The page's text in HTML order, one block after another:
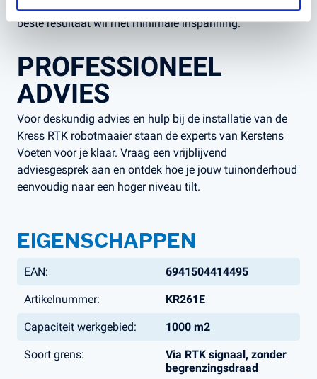
gazon met minder handmatig werk. Ideaal voor wie het
beste resultaat wil met minimale inspanning.
PROFESSIONEEL
ADVIES
Voor deskundig advies en hulp bij de installatie van de
Kress RTK robotmaaier staan de experts van Kerstens
Voeten voor je klaar. Vraag een vrijblijvend
adviesgesprek aan en ontdek hoe je jouw tuinonderhoud
eenvoudig naar een hoger niveau tilt.
EIGENSCHAPPEN
EAN: 6941504414495
Artikelnummer: KR261E
Capaciteit werkgebied: 1000 m2
Soort grens:
Via RTK signaal, zonder
begrenzingsdraad